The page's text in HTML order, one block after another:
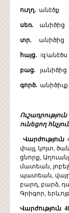
ուղղ.
սեռ.
տր.
հայց. /զ/
բաց.
գործ.
ունեցող
Վարժություն
փայլ, կոյտ,
ցնորք,
մատեան,
պատեան,
բարդ, բարձ,
Գրիգոր,
Վարժություն